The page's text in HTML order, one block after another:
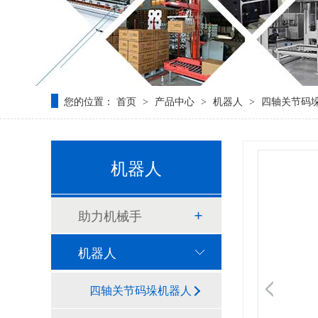
您的位置： 首页 > 产品中心 > 机器人 > 四轴关节码
机器人
助力机械手
机器人
四轴关节码垛机器人